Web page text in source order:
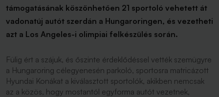
támogatásának köszönhetően 21 sportoló vehetett át
vadonatúj autót szerdán a Hungaroringen, és vezetheti
azt a Los Angeles-i olimpiai felkészülés során.
Fülig ért a szájuk, és őszinte érdeklődéssel vették szemügyre
a Hungaroring célegyenesén parkoló, sportosra matricázott
Hyundai Konákat a kiválasztott sportolók, akikben nemcsak
az a közös, hogy mostantól egyforma autót vezetnek,